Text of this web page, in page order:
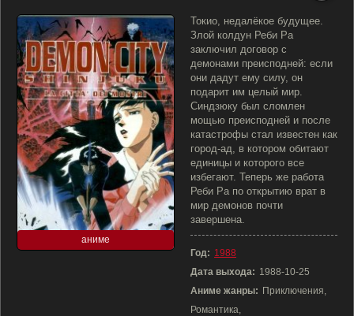
аниме
Токио, недалёкое будущее.
Злой колдун Реби Ра
заключил договор с
демонами преисподней: если
они дадут ему силу, он
подарит им целый мир.
Синдзюку был сломлен
мощью преисподней и после
катастрофы стал известен как
город-ад, в котором обитают
единицы и которого все
избегают. Теперь же работа
Реби Ра по открытию врат в
мир демонов почти
завершена.
Год: 1988
Дата выхода: 1988-10-25
Аниме жанры: Приключения,
Романтика,